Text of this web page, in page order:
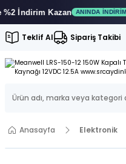
İndirimKazan ANINDA İNDIRIM
Teklif Al Sipariş Takibi
Anasayfa Elektronik